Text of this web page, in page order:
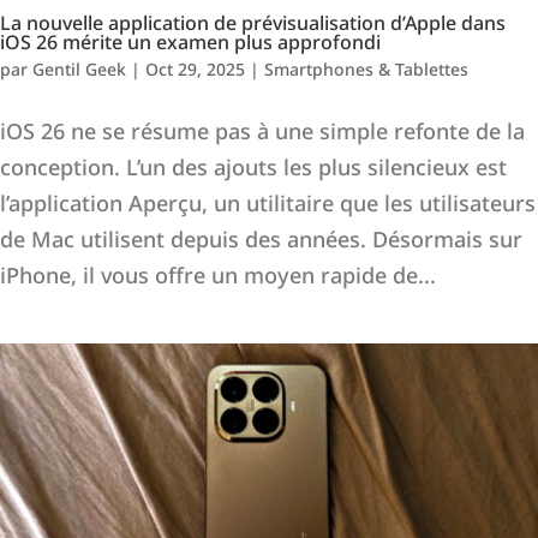
La nouvelle application de prévisualisation d’Apple dans
iOS 26 mérite un examen plus approfondi
par Gentil Geek | Oct 29, 2025 | Smartphones & Tablettes
iOS 26 ne se résume pas à une simple refonte de la
conception. L’un des ajouts les plus silencieux est
l’application Aperçu, un utilitaire que les utilisateurs
de Mac utilisent depuis des années. Désormais sur
iPhone, il vous offre un moyen rapide de...